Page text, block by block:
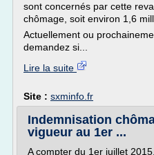
sont concernés par cette
chômage, soit environ 1,6
Actuellement ou
demandez si...
Lire la suite
Site : sxminfo.fr
Indemnisation
vigueur au 1er ...
A compter du 1er juillet